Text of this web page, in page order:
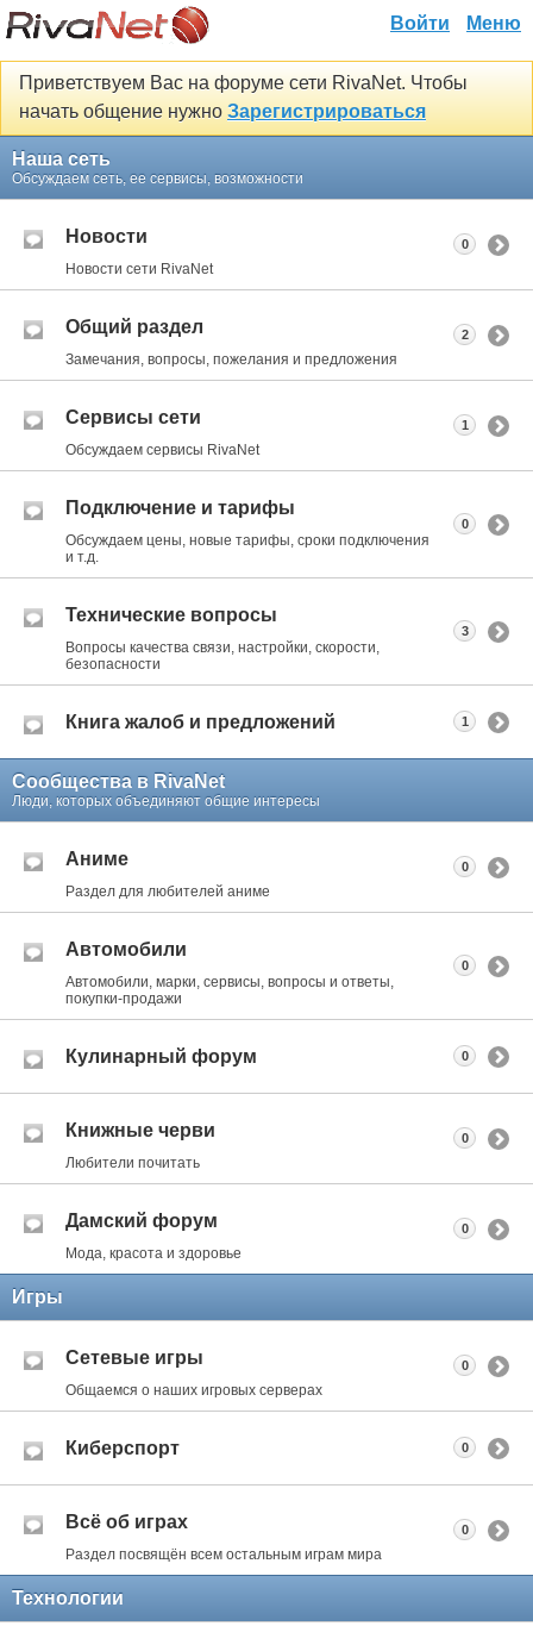
Войти Меню
Приветствуем Вас на форуме сети RivaNet. Чтобы
начать общение нужно Зарегистрироваться
Наша сеть
Обсуждаем сеть, ее сервисы, возможности
Новости
Новости сети RivaNet
0
Общий раздел
Замечания, вопросы, пожелания и предложения
2
Сервисы сети
Обсуждаем сервисы RivaNet
1
Подключение и тарифы
Обсуждаем цены, новые тарифы, сроки подключения
и т.д.
0
Технические вопросы
Вопросы качества связи, настройки, скорости,
безопасности
3
Книга жалоб и предложений 1
Сообщества в RivaNet
Люди, которых объединяют общие интересы
Аниме
Раздел для любителей аниме
0
Автомобили
Автомобили, марки, сервисы, вопросы и ответы,
покупки-продажи
0
Кулинарный форум 0
Книжные черви
Любители почитать
0
Дамский форум
Мода, красота и здоровье
0
Игры
Сетевые игры
Общаемся о наших игровых серверах
0
Киберспорт 0
Всё об играх
Раздел посвящён всем остальным играм мира
0
Технологии